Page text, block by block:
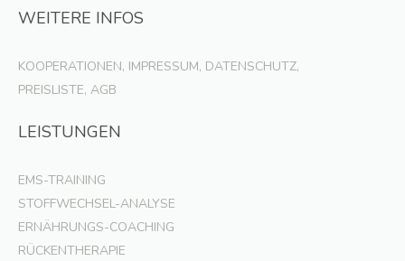
WEITERE INFOS
KOOPERATIONEN, IMPRESSUM, DATENSCHUTZ,
PREISLISTE, AGB
LEISTUNGEN
EMS-TRAINING
STOFFWECHSEL-ANALYSE
ERNÄHRUNGS-COACHING
RÜCKENTHERAPIE